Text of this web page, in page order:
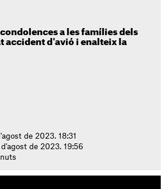
a les famílies dels
accident d'avió i enalteix la
de 2023. 18:31
de 2023. 19:56